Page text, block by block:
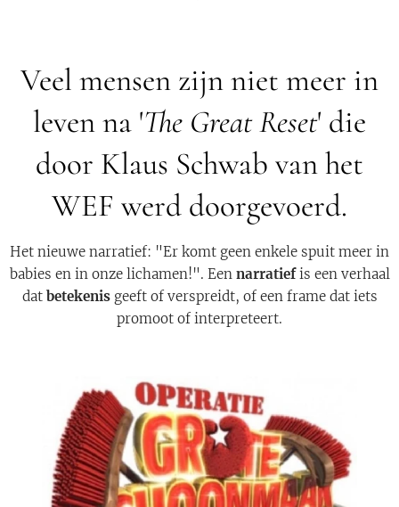
Veel mensen zijn niet meer in
leven na 'The Great Reset' die
door Klaus Schwab van het
WEF werd doorgevoerd.
Het nieuwe narratief: "Er komt geen enkele spuit meer in
babies en in onze lichamen!". Een narratiefis een verhaal
dat betekenisgeeft of verspreidt, of een frame dat iets
promoot of interpreteert.